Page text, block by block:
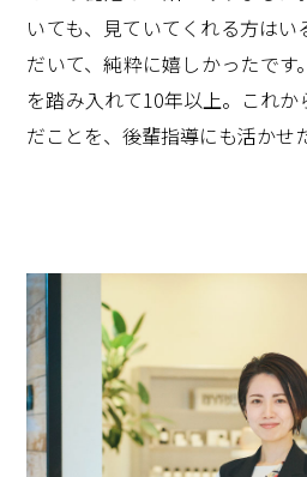
いても、見ていてくれる方は
だいて、純粋に嬉しかったで
を踏み入れて10年以上。これ
だことを、後輩指導にも活かせ